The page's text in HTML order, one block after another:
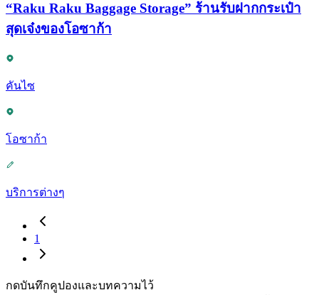
“Raku Raku Baggage Storage” ร้านรับฝากกระเป๋า
สุดเจ๋งของโอซาก้า
คันไซ
โอซาก้า
บริการต่างๆ
1
กดบันทึกคูปองและบทความไว้